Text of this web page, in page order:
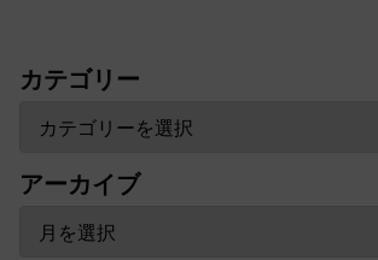
カテゴリー
アーカイブ